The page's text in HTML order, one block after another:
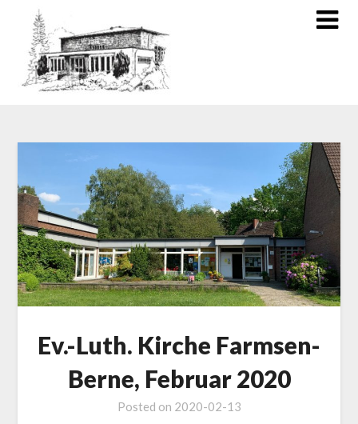
Ev.-Luth. Kirche Farmsen-
Berne, Februar 2020
Posted on 2020-02-13